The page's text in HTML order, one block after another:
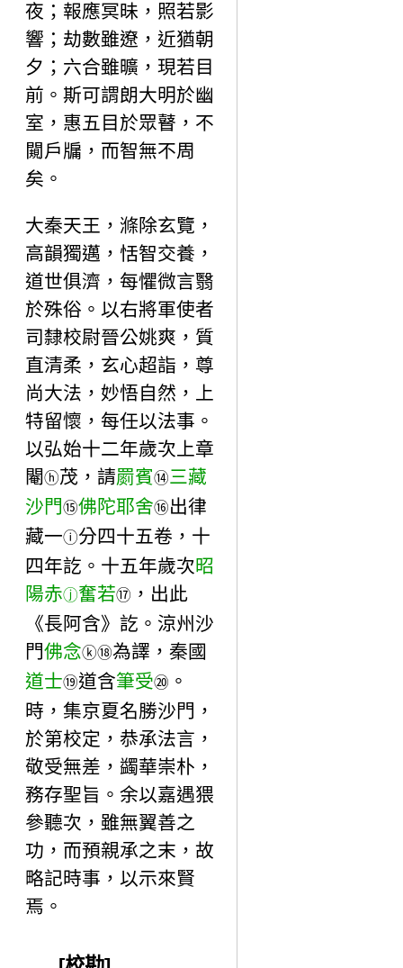
夜；報應冥昧，照若影
響；劫數雖遼，近猶朝
夕；六合雖曠，現若目
前。斯可謂朗大明於幽
室，惠五目於眾瞽，不
闚戶牖，而智無不周
矣。
大秦天王，滌除玄覽，
高韻獨邁，恬智交養，
道世俱濟，每懼微言翳
於殊俗。以右將軍使者
司隸校尉晉公姚爽，質
直清柔，玄心超詣，尊
尚大法，妙悟自然，上
特留懷，每任以法事。
以弘始十二年歲次上章
閹ⓗ茂，請罽賓⑭三藏
沙門⑮佛陀耶舍⑯出律
藏一ⓘ分四十五卷，十
四年訖。十五年歲次昭
陽赤ⓙ奮若⑰ ，出此
《長阿含》訖。涼州沙
門佛念ⓚ⑱為譯，秦國
道士⑲道含筆受⑳ 。
時，集京夏名勝沙門，
於第校定，恭承法言，
敬受無差，蠲華崇朴，
務存聖旨。余以嘉遇猥
參聽次，雖無翼善之
功，而預親承之末，故
略記時事，以示來賢
焉。